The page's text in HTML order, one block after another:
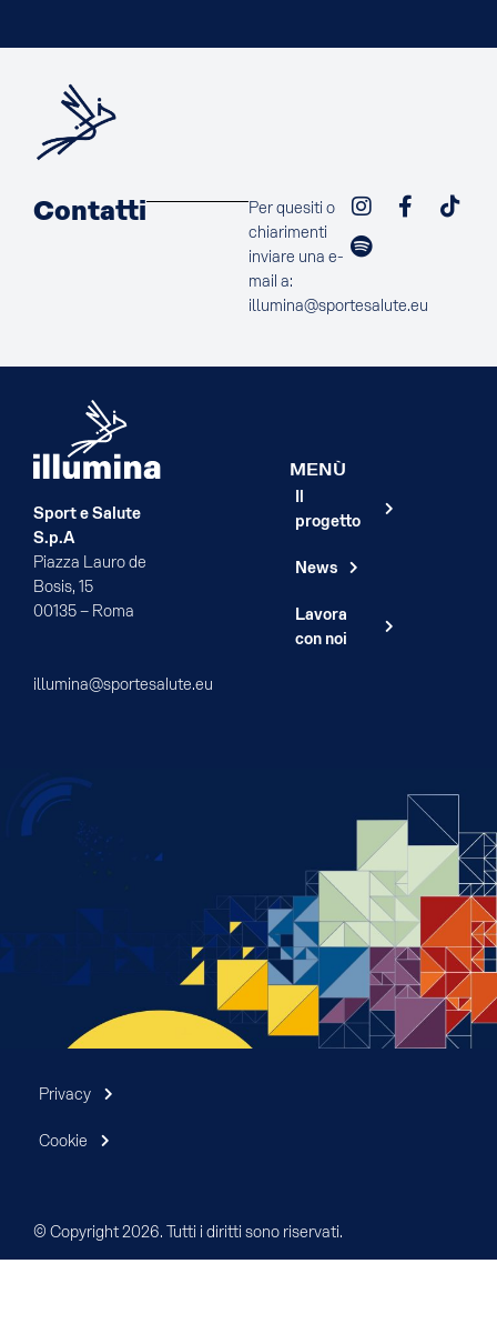
Contatti
Per quesiti o
chiarimenti
inviare una e-
mail a:
illumina@sportesalute.eu
Sport e Salute
S.p.A
Piazza Lauro de
Bosis, 15
00135 – Roma
illumina@sportesalute.eu
MENÙ
Il
progetto
News
Lavora
con noi
© Copyright 2026. Tutti i diritti sono riservati.
Privacy
Cookie